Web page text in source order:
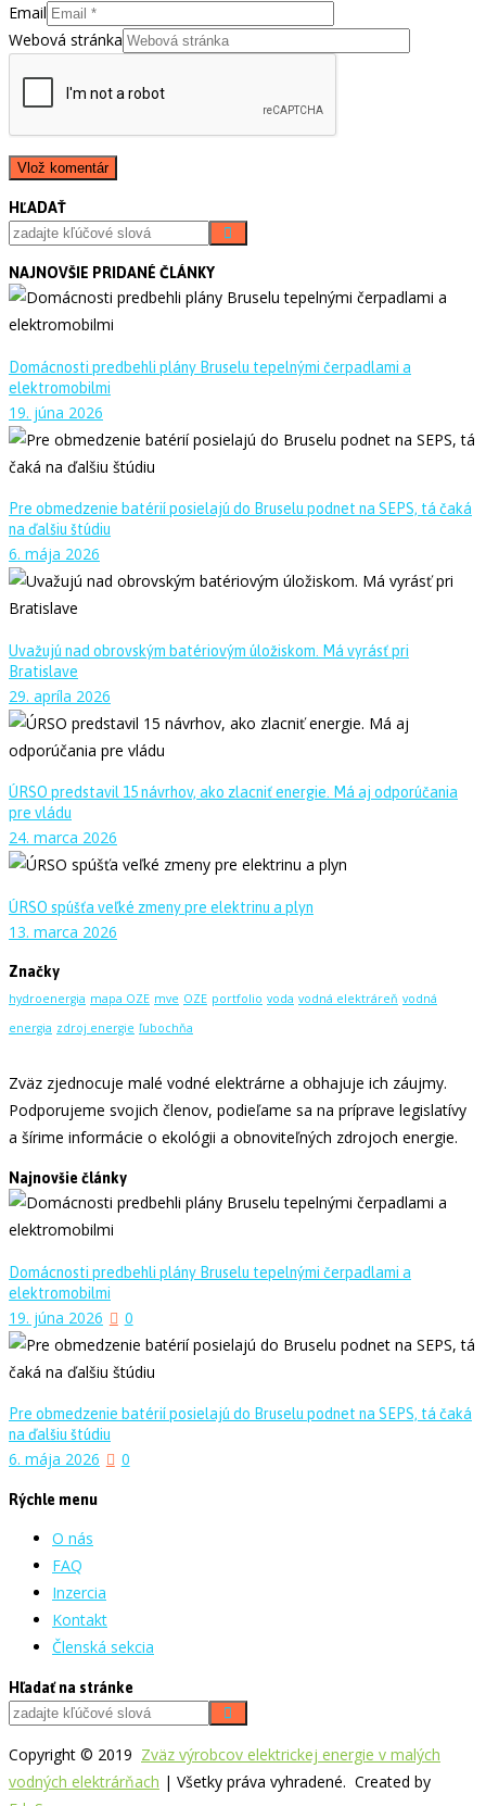
Email
Webová stránka
HĽADAŤ
NAJNOVŠIE PRIDANÉ ČLÁNKY
Domácnosti predbehli plány Bruselu tepelnými čerpadlami a
elektromobilmi
19. júna 2026
Pre obmedzenie batérií posielajú do Bruselu podnet na SEPS, tá čaká
na ďalšiu štúdiu
6. mája 2026
Uvažujú nad obrovským batériovým úložiskom. Má vyrásť pri
Bratislave
29. apríla 2026
ÚRSO predstavil 15 návrhov, ako zlacniť energie. Má aj odporúčania
pre vládu
24. marca 2026
ÚRSO spúšťa veľké zmeny pre elektrinu a plyn
13. marca 2026
Značky
hydroenergia mapa OZE mve OZE portfolio voda vodná elektráreň vodná
energia zdroj energie ľubochňa
Zväz zjednocuje malé vodné elektrárne a obhajuje ich záujmy.
Podporujeme svojich členov, podieľame sa na príprave legislatívy
a šírime informácie o ekológii a obnoviteľných zdrojoch energie.
Najnovšie články
Domácnosti predbehli plány Bruselu tepelnými čerpadlami a
elektromobilmi
19. júna 2026 0
Pre obmedzenie batérií posielajú do Bruselu podnet na SEPS, tá čaká
na ďalšiu štúdiu
6. mája 2026 0
Rýchle menu
O nás
FAQ
Inzercia
Kontakt
Členská sekcia
Hľadať na stránke
Copyright © 2019 Zväz výrobcov elektrickej energie v malých
vodných elektrárňach | Všetky práva vyhradené. Created by